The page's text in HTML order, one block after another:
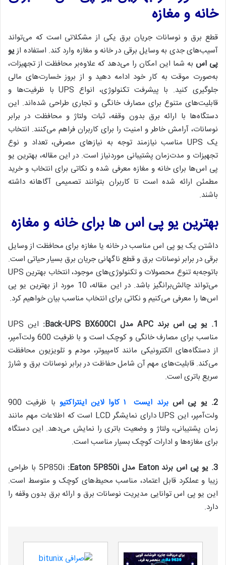
خانه و مغازه
قطع برق و نوسانات جریان برق یکی از مشکلاتی است که می‌تواند
آسیب‌های جدی به وسایل برقی در خانه و مغازه وارد کند. استفاده ازیو
پی اس به شما این امکان را می‌دهد که علاوه‌بر محافظت از تجهیزات،
به‌صورت موقت به کار خود ادامه دهید و از بروز خسارت‌های مالی
جلوگیری کنید. با پیشرفت تکنولوژی، انواع UPS با ظرفیت‌ها و
قابلیت‌های متنوع برای مصارف خانگی و تجاری طراحی شده‌اند. این
دستگاه‌ها با ارائه برق بدون وقفه، ثبات ولتاژ و محافظت در برابر
نوسانات، آرامش خاطر و امنیت را برای کاربران فراهم می‌کنند. انتخاب
یک UPS مناسب نیازمند توجه به نیازهای مصرفی، تعداد و نوع
تجهیزات و مدت‌زمان پشتیبانی موردنیاز است. در این مقاله، بهترین یو
پی اس‌ها برای خانه و مغازه معرفی شده و نکاتی برای انتخاب و خرید
مطمئن ارائه شده است تا کاربران بتوانند تصمیمی آگاهانه داشته
باشند.
بهترین یو پی اس ها برای خانه و مغازه
داشتن یک یو پی اس مناسب در خانه یا مغازه برای محافظت از وسایل
برقی در برابر نوسانات برق و قطع ناگهانی جریان برق بسیار حیاتی است.
باتوجه‌به تنوع محصولات و تکنولوژی‌های موجود، انتخاب بهترین UPS
می‌تواند چالش‌برانگیز باشد. در این مقاله، 10 مورد از بهترین یو پی
اس‌ها را معرفی می‌کنیم و نکاتی برای انتخاب مناسب بیان خواهیم کرد.
1. یو پی اس برند APC مدل Back-UPS BX600CI:
این UPS
مناسب برای مصارف خانگی و کوچک است و با ظرفیت 600 ولت‌آمپر،
از دستگاه‌های الکترونیکی مانند کامپیوتر، مودم و تلویزیون محافظت
می‌کند. قابلیت‌های مهم آن شامل حفاظت در برابر نوسانات برق و شارژ
سریع باتری است.
2. یو پی اس برند ایست ۱ کاوا لاین اینتراکتیو
با ظرفیت 900
ولت‌آمپر، این UPS دارای نمایشگر LCD است که اطلاعات مهم مانند
زمان پشتیبانی، ولتاژ و وضعیت باتری را نمایش می‌دهد. این دستگاه
برای مغازه‌ها و ادارات کوچک بسیار مناسب است.
3. یو پی اس برندEaton مدل 5P850i :Eaton 5P850i
با طراحی
زیبا و عملکرد قابل اعتماد، مناسب محیط‌های کوچک و متوسط است.
این یو پی اس توانایی مدیریت نوسانات برق و ارائه برق بدون وقفه را
دارد.